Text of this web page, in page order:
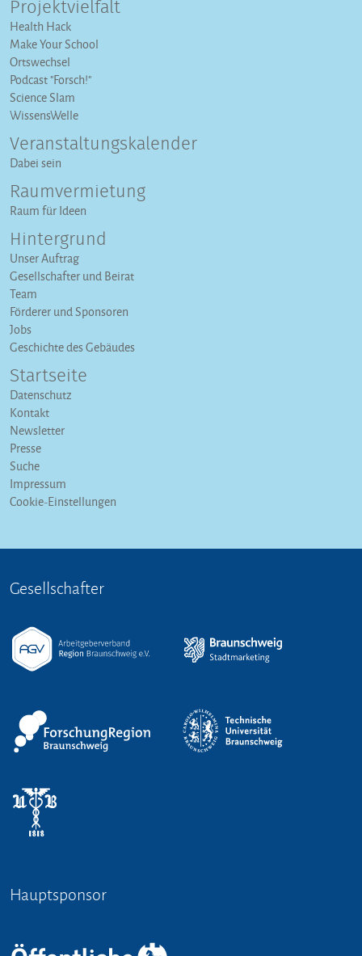
Projektvielfalt
Health Hack
Make Your School
Ortswechsel
Podcast "Forsch!"
Science Slam
WissensWelle
Veranstaltungs­kalender
Dabei sein
Raumvermietung
Raum für Ideen
Hintergrund
Unser Auftrag
Gesellschafter und Beirat
Team
Förderer und Sponsoren
Jobs
Geschichte des Gebäudes
Startseite
Datenschutz
Kontakt
Newsletter
Presse
Suche
Impressum
Cookie-Einstellungen
Gesellschafter
Hauptsponsor